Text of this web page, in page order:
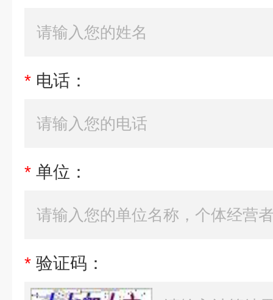
* 电话：
* 单位：
* 验证码：